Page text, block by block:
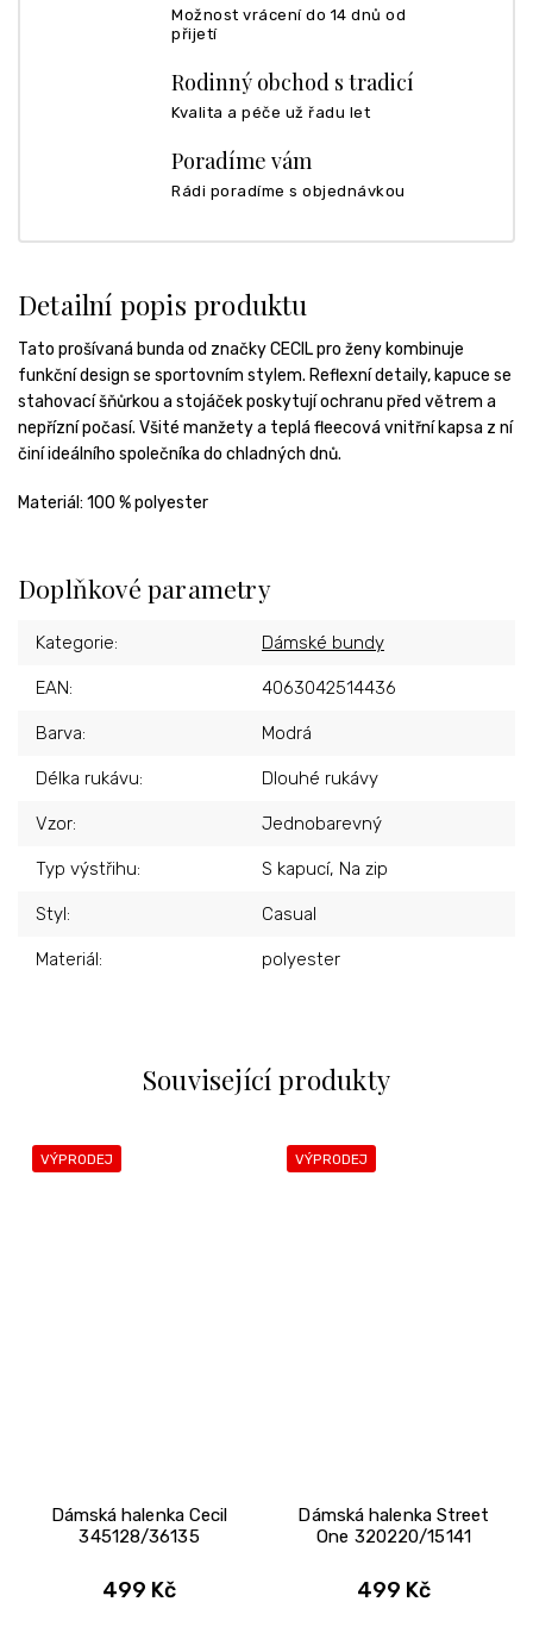
Možnost vrácení do 14 dnů od
přijetí
Rodinný obchod s tradicí
Kvalita a péče už řadu let
Poradíme vám
Rádi poradíme s objednávkou
Související produkty
VÝPRODEJ
Dámská halenka Cecil
345128/36135
499 Kč
VÝPRODEJ
Dámská halenka Street
One 320220/15141
499 Kč
Detailní popis produktu
Tato prošívaná bunda od značky CECIL pro ženy kombinuje
funkční design se sportovním stylem. Reflexní detaily, kapuce se
stahovací šňůrkou a stojáček poskytují ochranu před větrem a
nepřízní počasí. Všité manžety a teplá fleecová vnitřní kapsa z ní
činí ideálního společníka do chladných dnů.
Materiál: 100 % polyester
Doplňkové parametry
Kategorie: Dámské bundy
EAN: 4063042514436
Barva: Modrá
Délka rukávu: Dlouhé rukávy
Vzor: Jednobarevný
Typ výstřihu: S kapucí, Na zip
Styl: Casual
Materiál: polyester